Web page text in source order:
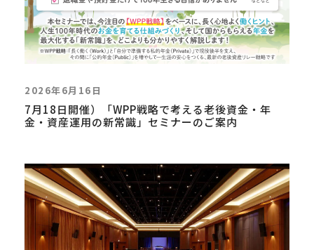
2026年6月16日
7月18日開催）「WPP戦略で考える老後資金・年
金・資産運用の新常識」セミナーのご案内